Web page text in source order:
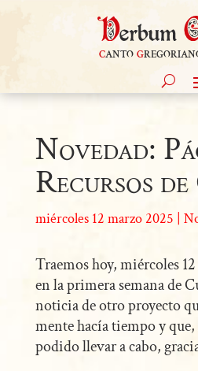
cantog
Novedad:
Recursos
miércoles 12 marzo 2025 |
Traemos hoy, miércoles
en la primera semana de
noticia de otro proyecto
mente hacía tiempo y
podido llevar a cabo,